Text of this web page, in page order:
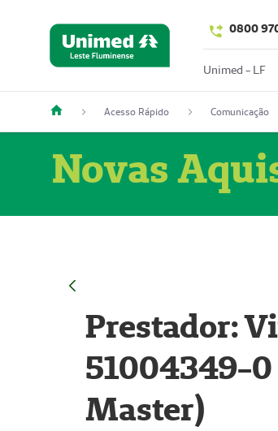
0800
Unimed - LF
Acesso Rápido Comunicação
Novas
Prestador:
51004349-
Master)